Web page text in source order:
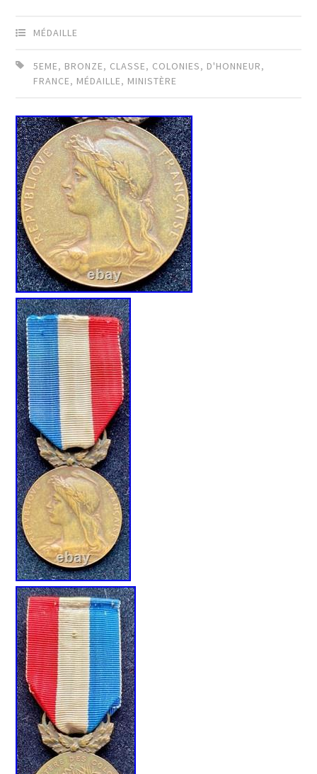
MÉDAILLE
5EME, BRONZE, CLASSE, COLONIES, D'HONNEUR,
FRANCE, MÉDAILLE, MINISTÈRE